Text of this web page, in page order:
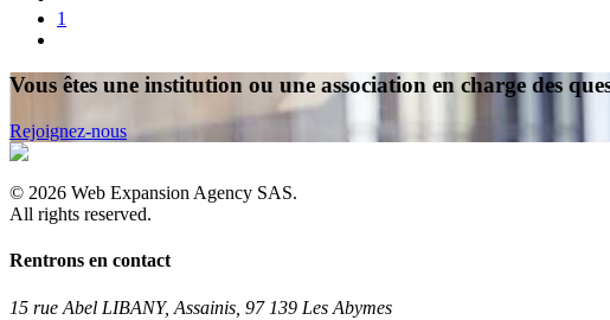
1
Vous êtes une institution ou une association en charge des
Rejoignez-nous
© 2026 Web Expansion Agency SAS.
All rights reserved.
Rentrons en contact
15 rue Abel LIBANY, Assainis, 97 139 Les Abymes